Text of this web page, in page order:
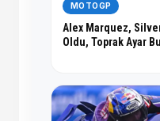
MOTOGP
Alex Marquez,
Oldu, Toprak Ayar